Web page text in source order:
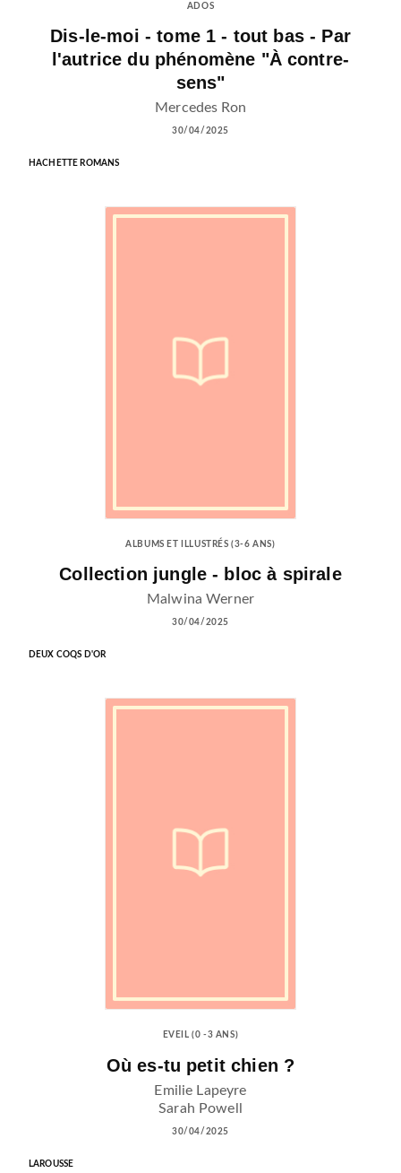
ADOS
Dis-le-moi - tome 1 - tout bas - Par
l'autrice du phénomène "À contre-
sens"
Mercedes Ron
30/04/2025
HACHETTE ROMANS
ALBUMS ET ILLUSTRÉS (3-6 ANS)
Collection jungle - bloc à spirale
Malwina Werner
30/04/2025
DEUX COQS D'OR
EVEIL (0 -3 ANS)
Où es-tu petit chien ?
Emilie Lapeyre
Sarah Powell
30/04/2025
LAROUSSE